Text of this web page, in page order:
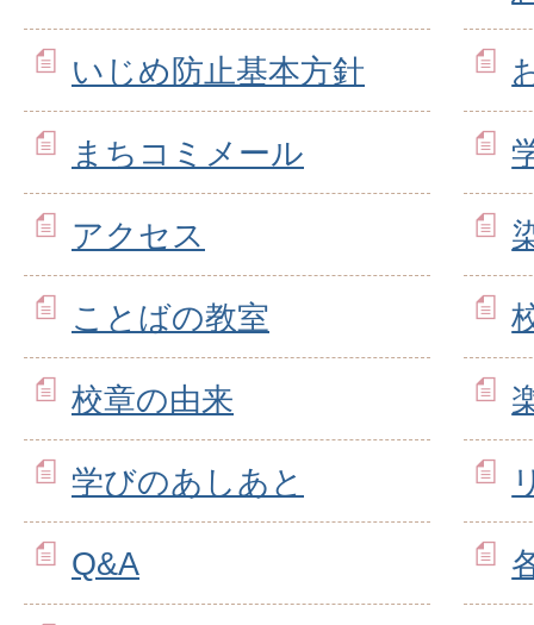
いじめ防止基本方針
まちコミメール
アクセス
ことばの教室
校章の由来
学びのあしあと
Q&A